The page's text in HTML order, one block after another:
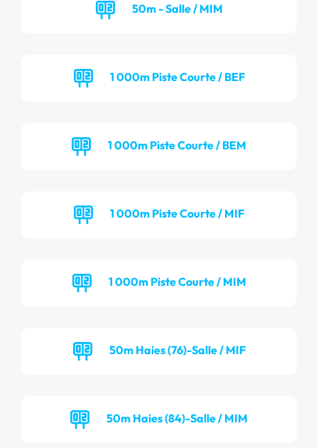
50m - Salle / MIM
1 000m Piste Courte / BEF
1 000m Piste Courte / BEM
1 000m Piste Courte / MIF
1 000m Piste Courte / MIM
50m Haies (76)-Salle / MIF
50m Haies (84)-Salle / MIM